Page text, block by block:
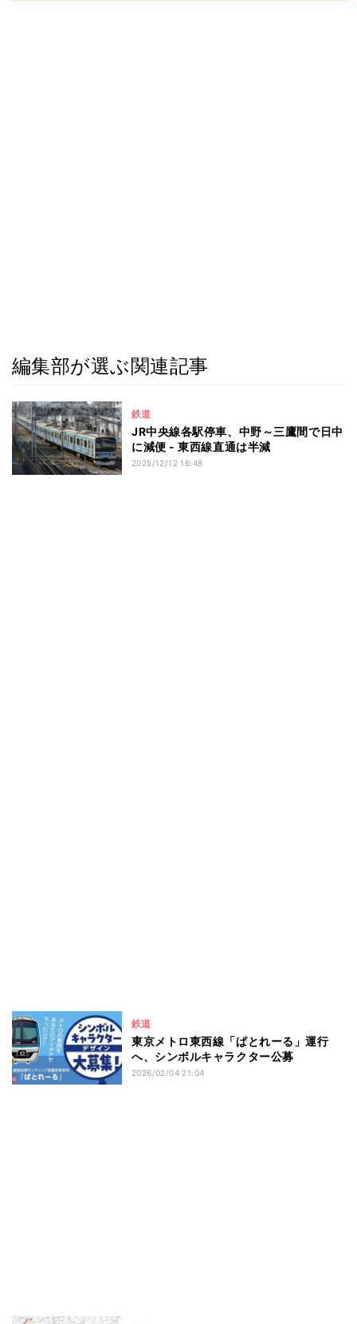
編集部が選ぶ関連記事
鉄道
JR中央線各駅停車、中野～三鷹間で日中
に減便 - 東西線直通は半減
2025/12/12 16:48
鉄道
東京メトロ東西線「ぱとれーる」運行
へ、シンボルキャラクター公募
2026/02/04 21:04